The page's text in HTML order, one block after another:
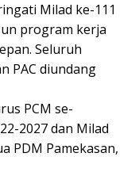
Milad ke-111
program kerja
Seluruh
PAC diundang
PCM se-
2027 dan Milad
PDM Pamekasan,